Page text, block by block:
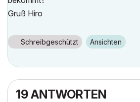
Gruß Hiro
Schreibgeschützt Ansichten
19 ANTWORTEN